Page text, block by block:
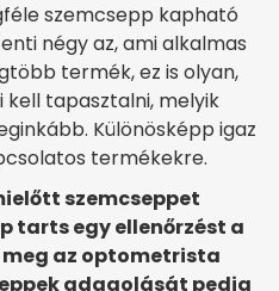
szemcsepp kapható
négy az, ami alkalmas
termék, ez is olyan,
kell tapasztalni, melyik
Különösképp igaz
termékekre.
szemcseppet
tarts egy ellenőrzést a
az optometrista
adagolását pedig